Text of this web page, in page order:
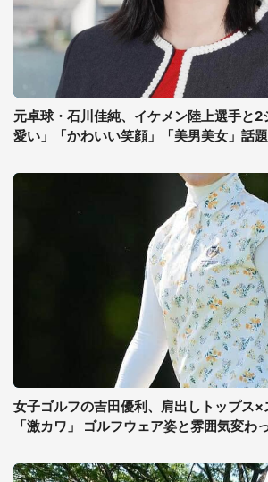
元卓球・石川佳純、イケメン陸上選手と2
愛い」「かわいい笑顔」「美男美女」話
女子ゴルフの吉田優利、肩出しトップス
「激カワ」 ゴルフウェア姿と雰囲気変わ